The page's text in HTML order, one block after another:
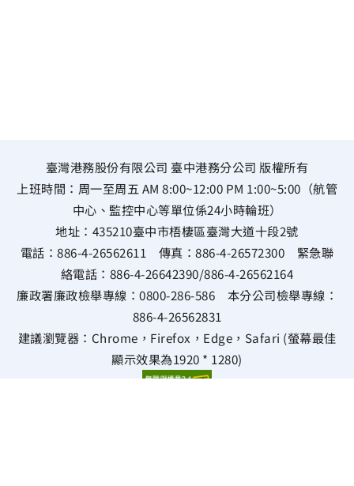
臺灣港務股份有限公司 臺中港務分公司 版權所有
上班時間：周一至周五 AM 8:00~12:00 PM 1:00~5:00（航管
中心、監控中心等單位係24小時輪班）
地址： 435210臺中市梧棲區臺灣大道十段2號
電話：886-4-26562611 傳真：886-4-26572300 緊急聯
絡電話： 886-4-26642390/886-4-26562164
廉政署廉政檢舉專線： 0800-286-586 本分公司檢舉專線：
886-4-26562831
建議瀏覽器：Chrome，Firefox，Edge，Safari (螢幕最佳
顯示效果為1920 * 1280)